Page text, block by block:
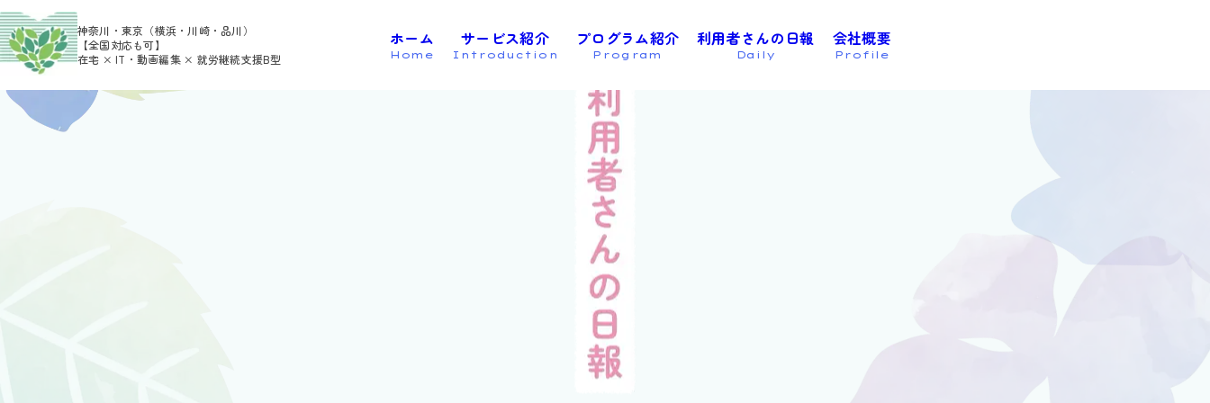
神奈川・東京（横浜・川崎・品川）
【全国対応も可】
在宅 × IT・動画編集 × 就労継続支援B型
ホーム
Home
サービス紹介
Introduction
プログラム紹介
Program
利用者さんの日報
Daily
会社概要
Profile
HOME > 9月 2025